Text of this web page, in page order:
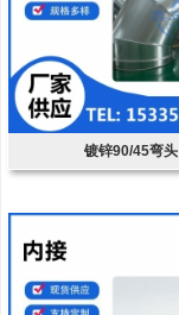
镀锌90/45弯头